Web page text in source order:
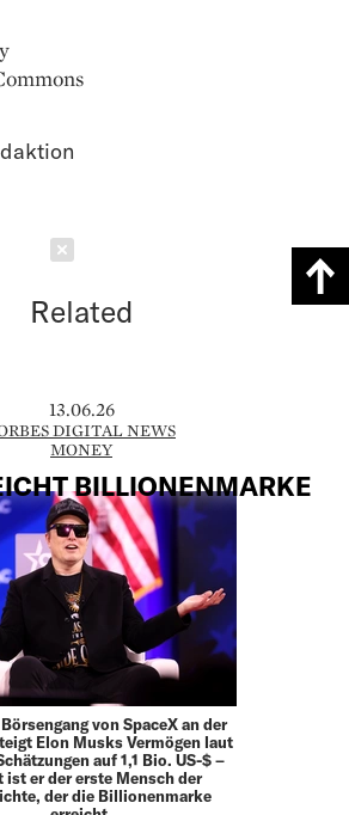
Related
13.06.26
DIGITAL NEWS
MONEY
BILLIONENMARKE
von SpaceX an der
Elon Musks Vermögen laut
auf 1,1 Bio. US-$ –
ist er der erste Mensch der
der die Billionenmarke